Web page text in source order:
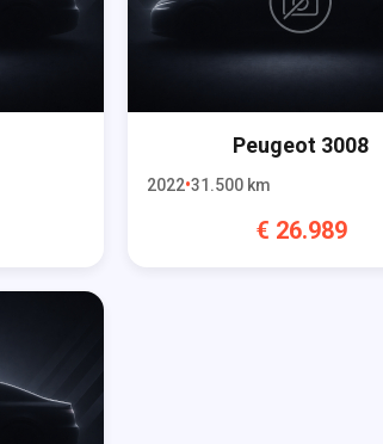
Peugeot 3008
2022 31.500 km
€ 26.989